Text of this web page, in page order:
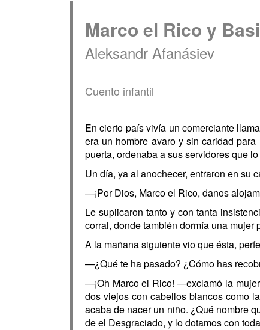
Marco el Rico y
Aleksandr Afanásiev
Cuento infantil
En cierto país vivía un comerciante
era un hombre avaro y sin caridad
puerta, ordenaba a sus servidores que
Un día, ya al anochecer, entraron en su
—¡Por Dios, Marco el Rico, danos
Le suplicaron tanto y con tanta
corral, donde también dormía una mujer
A la mañana siguiente vio que ésta,
—¿Qué te ha pasado? ¿Cómo has
—¡Oh Marco el Rico! —exclamó la
dos viejos con cabellos blancos como
acaba de nacer un niño. ¿Qué nombre
de el Desgraciado, y lo dotamos con